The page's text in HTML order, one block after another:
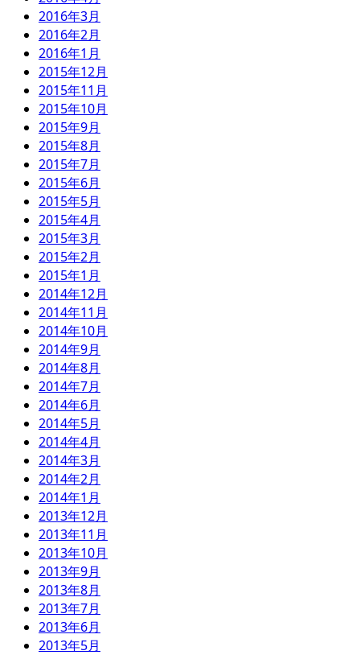
2016年3月
2016年2月
2016年1月
2015年12月
2015年11月
2015年10月
2015年9月
2015年8月
2015年7月
2015年6月
2015年5月
2015年4月
2015年3月
2015年2月
2015年1月
2014年12月
2014年11月
2014年10月
2014年9月
2014年8月
2014年7月
2014年6月
2014年5月
2014年4月
2014年3月
2014年2月
2014年1月
2013年12月
2013年11月
2013年10月
2013年9月
2013年8月
2013年7月
2013年6月
2013年5月